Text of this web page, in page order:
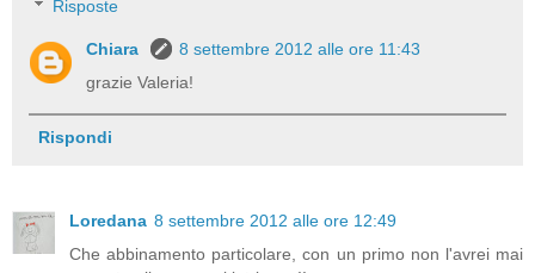
Risposte
Chiara
8 settembre 2012 alle ore 11:43
grazie Valeria!
Rispondi
Loredana 8 settembre 2012 alle ore 12:49
Che abbinamento particolare, con un primo non l'avrei mai